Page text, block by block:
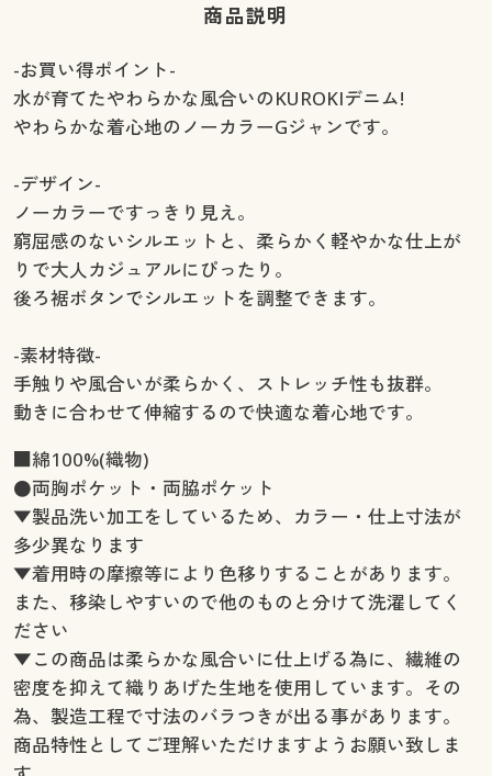
商品説明
-お買い得ポイント-
水が育てたやわらかな風合いのKUROKIデニム!
やわらかな着心地のノーカラーGジャンです。
-デザイン-
ノーカラーですっきり見え。
窮屈感のないシルエットと、柔らかく軽やかな仕上が
りで大人カジュアルにぴったり。
後ろ裾ボタンでシルエットを調整できます。
-素材特徴-
手触りや風合いが柔らかく、ストレッチ性も抜群。
動きに合わせて伸縮するので快適な着心地です。
■綿100%(織物)
●両胸ポケット・両脇ポケット
▼製品洗い加工をしているため、カラー・仕上寸法が
多少異なります
▼着用時の摩擦等により色移りすることがあります。
また、移染しやすいので他のものと分けて洗濯してく
ださい
▼この商品は柔らかな風合いに仕上げる為に、繊維の
密度を抑えて織りあげた生地を使用しています。その
為、製造工程で寸法のバラつきが出る事があります。
商品特性としてご理解いただけますようお願い致しま